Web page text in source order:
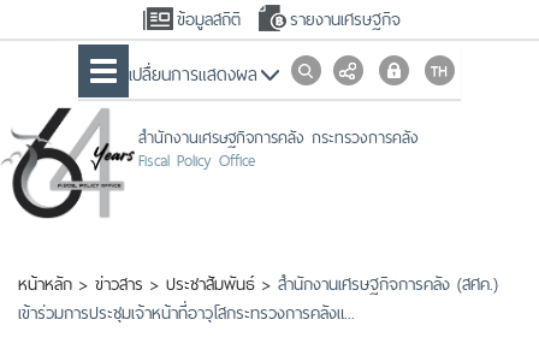
ข้อมูลสถิติ รายงานเศรษฐกิจ
เปลื่ยนการแสดงผล
สำนักงานเศรษฐกิจการคลัง กระทรวงการคลัง
Fiscal Policy Office
หน้าหลัก > ข่าวสาร > ประชาสัมพันธ์ > สำนักงานเศรษฐกิจการคลัง (สศค.)
เข้าร่วมการประชุมเจ้าหน้าที่อาวุโสกระทรวงการคลังแ...